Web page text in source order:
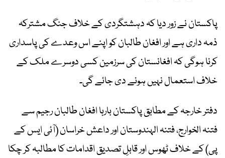
پاکستان نے زور دیا کہ دہشتگردی کے خلاف جنگ مشترکہ
ذمہ داری ہے اور افغان طالبان کو اپنے اس وعدے کی پاسداری
کرنا ہوگی کہ افغانستان کی سرزمین کسی دوسرے ملک کے
خلاف استعمال نہیں ہونے دی جائے گی۔
دفتر خارجہ کے مطابق پاکستان بارہا افغان طالبان رجیم سے
فتنہ الخوارج، فتنہ الہندوستان اور داعش خراسان (آئی ایس کے
پی) کے خلاف ٹھوس اور قابلِ تصدیق اقدامات کا مطالبہ کر چکا